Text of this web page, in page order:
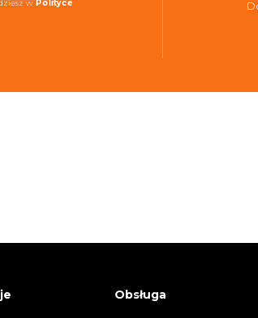
w Polityce
Obsługa